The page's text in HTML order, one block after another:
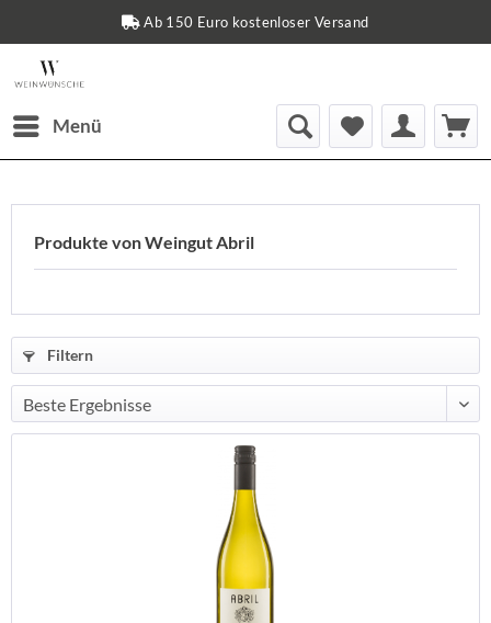
Sichere Zahlungsmethoden
Menü
Produkte von Weingut Abril
Filtern